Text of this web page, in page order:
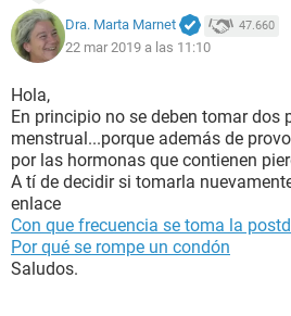
Dra. Marta Marnet 47.660
22 mar 2019 a las 11:10
Hola,
En principio no se deben tomar
menstrual...porque además de
por las hormonas que contienen
A tí de decidir si tomarla
enlace
Con que frecuencia se toma la
Por qué se rompe un condón
Saludos.